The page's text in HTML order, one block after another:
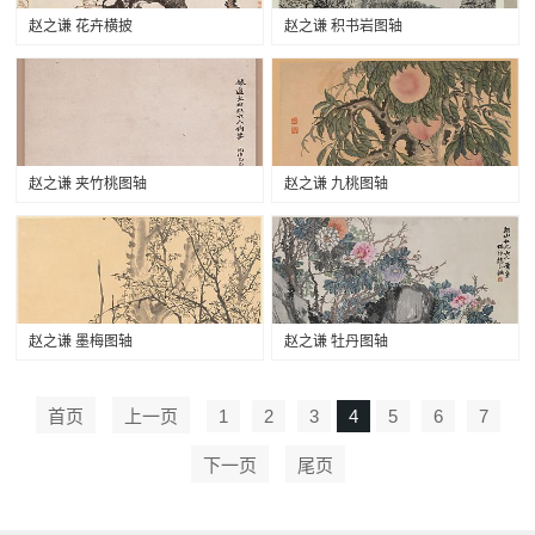
赵之谦 花卉横披 赵之谦 积书岩图轴
赵之谦 夹竹桃图轴 赵之谦 九桃图轴
赵之谦 墨梅图轴 赵之谦 牡丹图轴
首页 上一页 1 2 3 4 5 6 7
下一页 尾页